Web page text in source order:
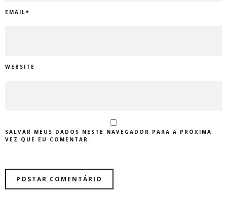
EMAIL*
WEBSITE
SALVAR MEUS DADOS NESTE NAVEGADOR PARA A PRÓXIMA
VEZ QUE EU COMENTAR.